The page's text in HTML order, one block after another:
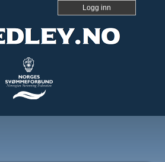
Logg inn